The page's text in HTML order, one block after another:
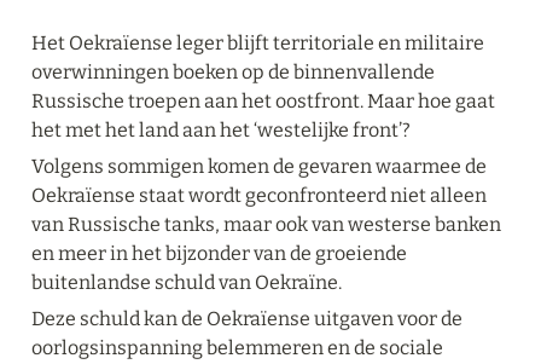
Het Oekraïense leger blijft territoriale en militaire
overwinningen boeken op de binnenvallende
Russische troepen aan het oostfront. Maar hoe gaat
het met het land aan het ‘westelijke front’?
Volgens sommigen komen de gevaren waarmee de
Oekraïense staat wordt geconfronteerd niet alleen
van Russische tanks, maar ook van westerse banken
en meer in het bijzonder van de groeiende
buitenlandse schuld van Oekraïne.
Deze schuld kan de Oekraïense uitgaven voor de
oorlogsinspanning belemmeren en de sociale